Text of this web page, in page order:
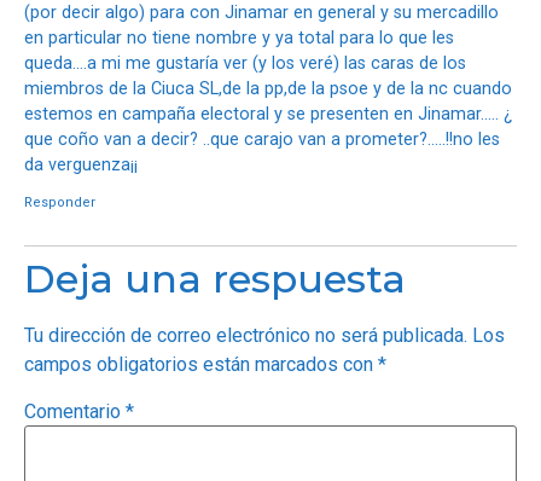
(por decir algo) para con Jinamar en general y su mercadillo
en particular no tiene nombre y ya total para lo que les
queda….a mi me gustaría ver (y los veré) las caras de los
miembros de la Ciuca SL,de la pp,de la psoe y de la nc cuando
estemos en campaña electoral y se presenten en Jinamar….. ¿
que coño van a decir? ..que carajo van a prometer?…..!!no les
da verguenza¡¡
Responder
Deja una respuesta
Tu dirección de correo electrónico no será publicada. Los
campos obligatorios están marcados con *
Comentario *